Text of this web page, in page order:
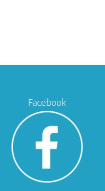
Facebook